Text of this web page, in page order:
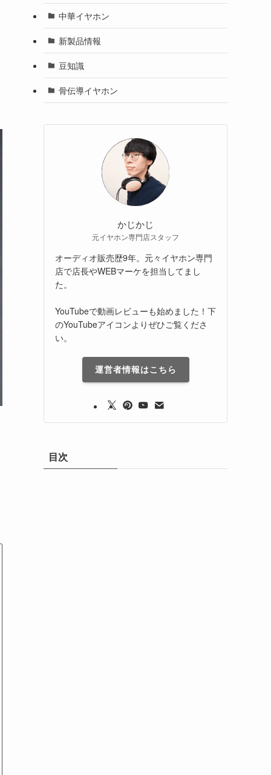
中華イヤホン
新製品情報
豆知識
骨伝導イヤホン
かじかじ
元イヤホン専門店スタッフ
オーディオ販売歴9年。元々イヤホン専門
店で店長やWEBマーケを担当してまし
た。
YouTubeで動画レビューも始めました！下
のYouTubeアイコンよりぜひご覧くださ
い。
運営者情報はこちら
目次